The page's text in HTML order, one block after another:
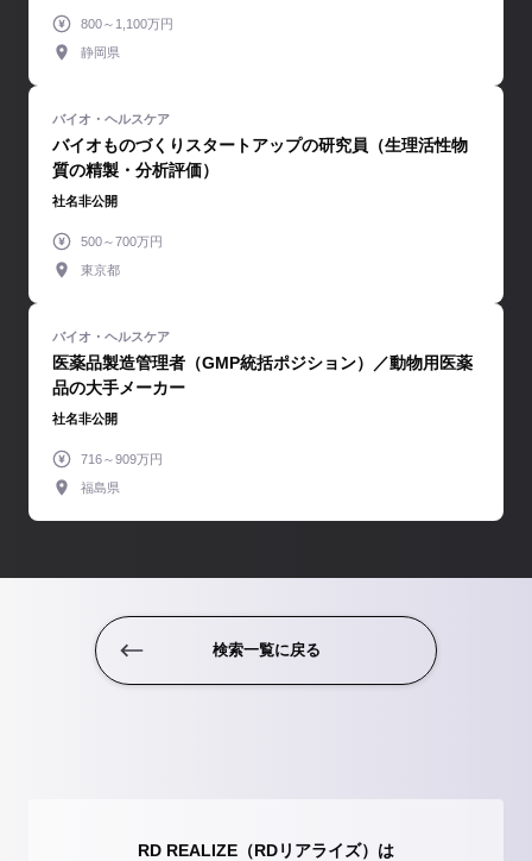
800～1,100万円
静岡県
バイオものづくりスタートアップの研究員（生理活性物
質の精製・分析評価）
社名非公開
500～700万円
東京都
医薬品製造管理者（GMP統括ポジション）／動物用医薬
品の大手メーカー
社名非公開
716～909万円
福島県
検索一覧に戻る
RD REALIZE（RDリアライズ）は